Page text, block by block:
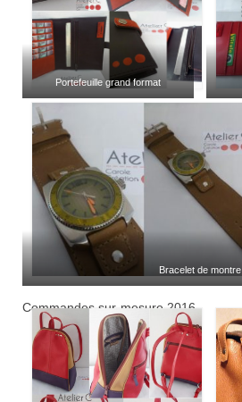
Portefeuille grand format
Bracelet de montre
Commandes sur-mesure 2016